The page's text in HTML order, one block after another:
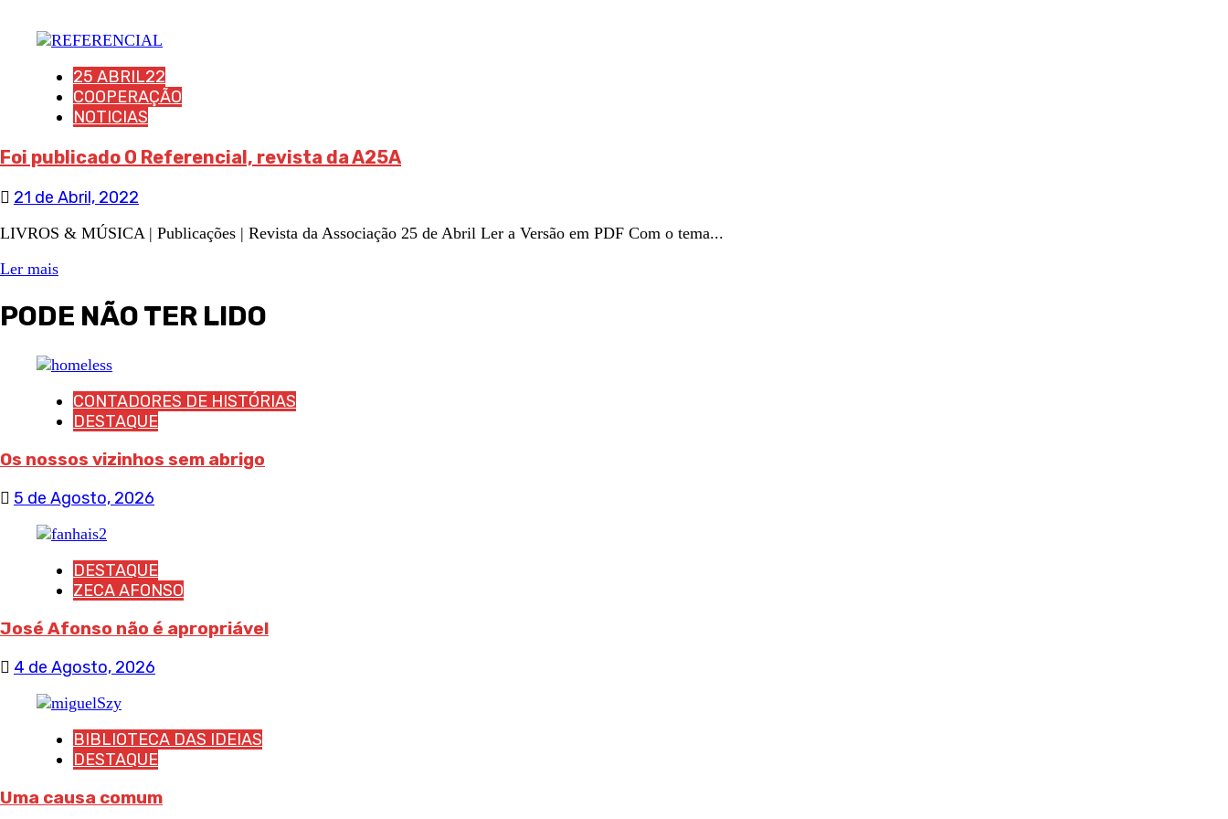
25 ABRIL22
COOPERAÇÃO
NOTICIAS
Foi publicado O Referencial, revista da A25A
21 de Abril, 2022
LIVROS & MÚSICA | Publicações | Revista da Associação 25 de Abril Ler a Versão em PDF Com o tema...
Ler mais
PODE NÃO TER LIDO
CONTADORES DE HISTÓRIAS
DESTAQUE
Os nossos vizinhos sem abrigo
5 de Agosto, 2026
DESTAQUE
ZECA AFONSO
José Afonso não é apropriável
4 de Agosto, 2026
BIBLIOTECA DAS IDEIAS
DESTAQUE
Uma causa comum